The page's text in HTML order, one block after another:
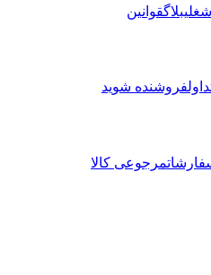
بلاگقوانین
فروشنده شوید
مرجوعی کالا